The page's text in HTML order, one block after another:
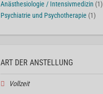
Anästhesiologie / Intensivmedizin (1)
Psychiatrie und Psychotherapie (1)
ART DER ANSTELLUNG
Vollzeit